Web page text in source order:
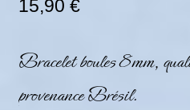
15,90 €
Bracelet boules 8mm,
provenance Brésil.